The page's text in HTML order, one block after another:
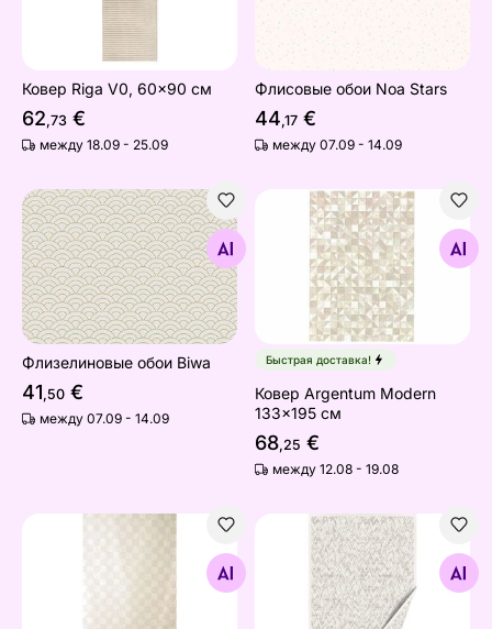
Ковер Riga V0, 60x90 см
62,73 €
между 18.09 - 25.09
Флисовые обои Noa Stars
44,17 €
между 07.09 - 14.09
Флизелиновые обои Biwa
Найдите похожие
Флизелиновые обои Biwa
41,50 €
между 07.09 - 14.09
Ковер Argentum Modern
Найдите похожие
Быстрая доставка!
Ковер Argentum Modern
133x195 см
68,25 €
между 12.08 - 19.08
Штора для ванной Diffuse 180x200 см
Ковер Narma
Найдите похожие